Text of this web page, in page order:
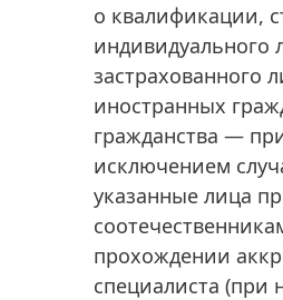
о квалификации,
индивидуального
застрахованного
иностранных
гражданства —
исключением
указанные лица
прохождении
специалиста (при